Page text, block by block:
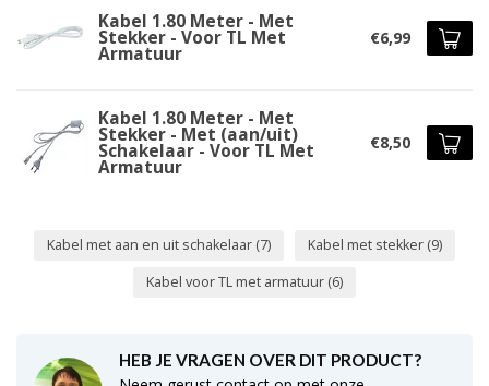
Kabel 1.80 Meter - Met
Stekker - Voor TL Met
Armatuur
€6,99
Kabel 1.80 Meter - Met
Stekker - Met (aan/uit)
Schakelaar - Voor TL Met
Armatuur
€8,50
Kabel met aan en uit schakelaar (7) Kabel met stekker (9)
Kabel voor TL met armatuur (6)
HEB JE VRAGEN OVER DIT PRODUCT?